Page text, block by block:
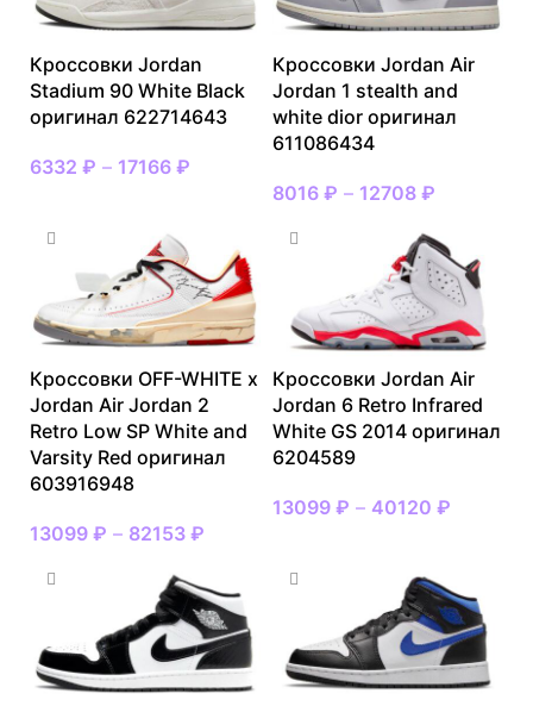
Кроссовки Jordan
Stadium 90 White Black
оригинал 622714643
6332 ₽ – 17166 ₽
Кроссовки Jordan Air
Jordan 1 stealth and
white dior оригинал
611086434
8016 ₽ – 12708 ₽
Кроссовки OFF-WHITE x
Jordan Air Jordan 2
Retro Low SP White and
Varsity Red оригинал
603916948
13099 ₽ – 82153 ₽
Кроссовки Jordan Air
Jordan 6 Retro Infrared
White GS 2014 оригинал
6204589
13099 ₽ – 40120 ₽